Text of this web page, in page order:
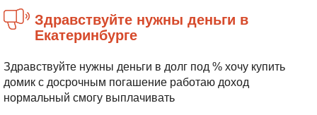
Здравствуйте нужны деньги в
Екатеринбурге
Здравствуйте нужны деньги в долг под % хочу купить
домик с досрочным погашение работаю доход
нормальный смогу выплачивать